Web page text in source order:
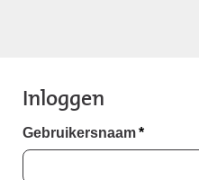
Inloggen
Gebruikersnaam*